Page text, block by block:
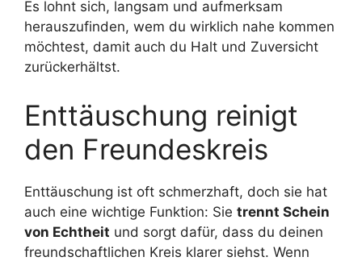
Es lohnt sich, langsam und aufmerksam
herauszufinden, wem du wirklich nahe kommen
möchtest, damit auch du Halt und Zuversicht
zurückerhältst.
Enttäuschung reinigt
den Freundeskreis
Enttäuschung ist oft schmerzhaft, doch sie hat
auch eine wichtige Funktion: Sie trennt Schein
von Echtheit und sorgt dafür, dass du deinen
freundschaftlichen Kreis klarer siehst. Wenn